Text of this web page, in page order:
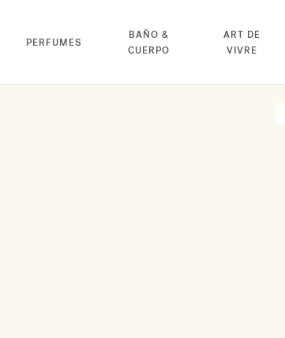
PERFUMES
BAÑO &
CUERPO
ART DE
VIVRE